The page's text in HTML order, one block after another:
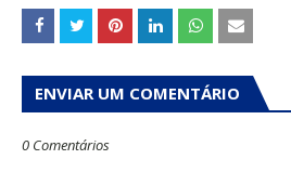
ENVIAR UM COMENTÁRIO
0 Comentários